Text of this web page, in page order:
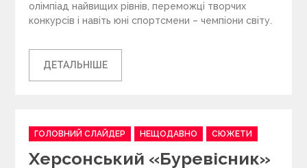
олімпіад найвищих рівнів, переможці творчих
конкурсів і навіть юні спортсмени – чемпіони світу.
ДЕТАЛЬНІШЕ
C
a
t
ГОЛОВНИЙ СЛАЙДЕР НЕЩОДАВНО СЮЖЕТИ
Херсонський «Буревісник»